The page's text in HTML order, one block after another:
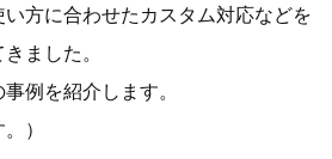
方に合わせたカスタム対応などを
ました。
例を紹介します。
）